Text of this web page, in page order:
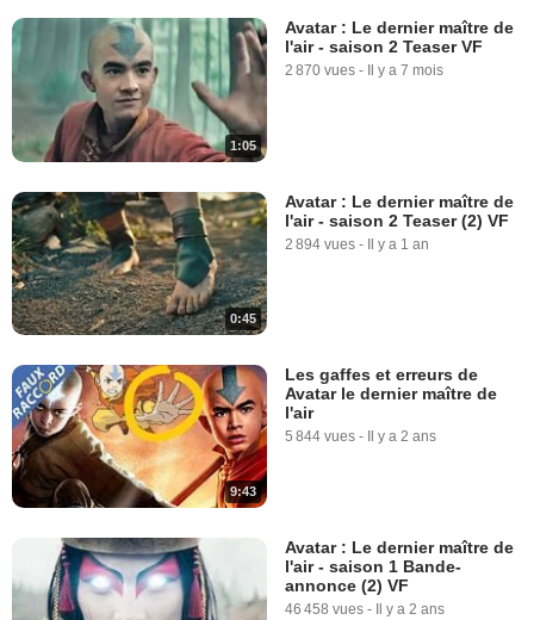
1:05
Avatar : Le dernier maître de
l'air - saison 2 Teaser VF
2 870 vues - Il y a 7 mois
0:45
Avatar : Le dernier maître de
l'air - saison 2 Teaser (2) VF
2 894 vues - Il y a 1 an
9:43
Les gaffes et erreurs de
Avatar le dernier maître de
l'air
5 844 vues - Il y a 2 ans
Avatar : Le dernier maître de
l'air - saison 1 Bande-
annonce (2) VF
46 458 vues - Il y a 2 ans